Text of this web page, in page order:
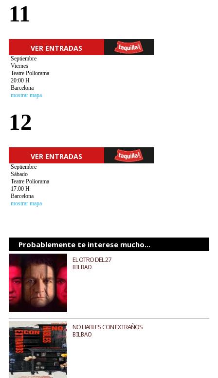
11
VER ENTRADAS
Septiembre
Viernes
Teatre Poliorama
20:00 H
Barcelona
mostrar mapa
12
VER ENTRADAS
Septiembre
Sábado
Teatre Poliorama
17:00 H
Barcelona
mostrar mapa
Probablemente te interese mucho...
EL OTRO DEL 27
BILBAO
NO HABLES CON EXTRAÑOS
BILBAO